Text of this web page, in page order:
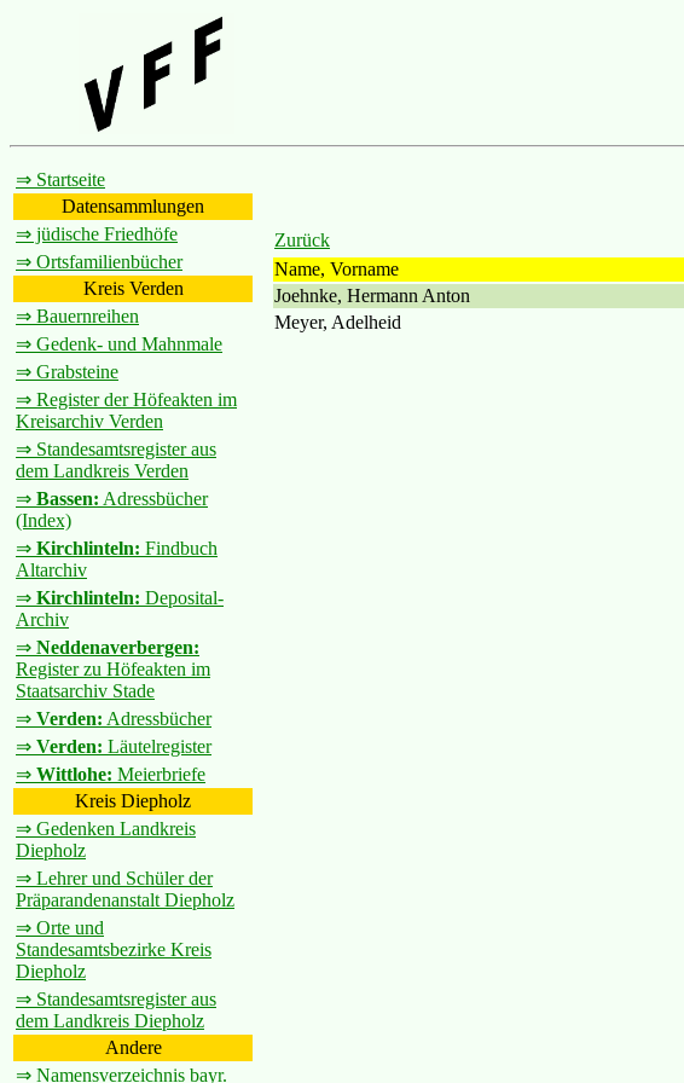
⇒ Startseite
Datensammlungen
⇒ jüdische Friedhöfe
⇒ Ortsfamilienbücher
Kreis Verden
⇒ Bauernreihen
⇒ Gedenk- und Mahnmale
⇒ Grabsteine
⇒ Register der Höfeakten im
Kreisarchiv Verden
⇒ Standesamtsregister aus
dem Landkreis Verden
⇒ Bassen: Adressbücher
(Index)
⇒ Kirchlinteln: Findbuch
Altarchiv
⇒ Kirchlinteln: Deposital-
Archiv
⇒ Neddenaverbergen:
Register zu Höfeakten im
Staatsarchiv Stade
⇒ Verden: Adressbücher
⇒ Verden: Läutelregister
⇒ Wittlohe: Meierbriefe
Kreis Diepholz
⇒ Gedenken Landkreis
Diepholz
⇒ Lehrer und Schüler der
Präparandenanstalt Diepholz
⇒ Orte und
Standesamtsbezirke Kreis
Diepholz
⇒ Standesamtsregister aus
dem Landkreis Diepholz
Andere
⇒ Namensverzeichnis bayr.
Zurück
Name, Vorname
Joehnke, Hermann Anton
Meyer, Adelheid